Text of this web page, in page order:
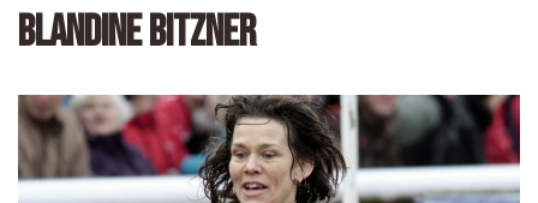
BLANDINE BITZNER